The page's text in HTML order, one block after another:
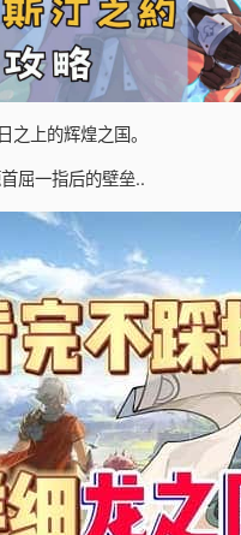
上的辉煌之国。
屈一指后的壁垒..